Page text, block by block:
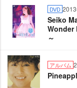
DVD
Seiko
Wonder
～
アルバム